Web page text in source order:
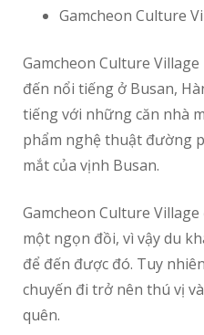
Gamcheon Culture
Gamcheon Culture
đến nổi tiếng ở Busan,
tiếng với những căn nhà
phẩm nghệ thuật đường
mắt của vịnh Busan.
Gamcheon Culture
một ngọn đồi, vì vậy du
để đến được đó. Tuy
chuyến đi trở nên thú vị
quên.